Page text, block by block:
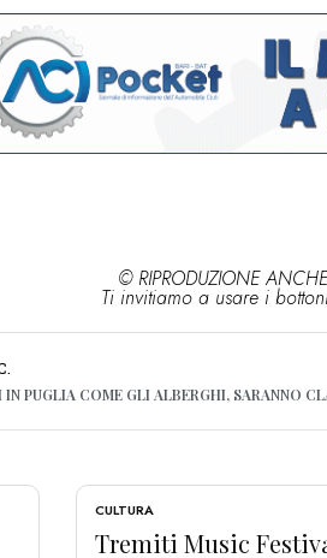
© RIPRODUZIONE
Ti invitiamo a usare i
CULTURA
Tremiti Music